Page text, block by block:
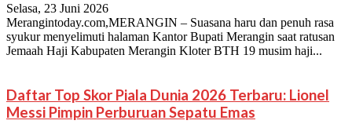
Selasa, 23 Juni 2026
Merangintoday.com,MERANGIN – Suasana haru dan penuh rasa
syukur menyelimuti halaman Kantor Bupati Merangin saat ratusan
Jemaah Haji Kabupaten Merangin Kloter BTH 19 musim haji...
Daftar Top Skor Piala Dunia 2026 Terbaru: Lionel
Messi Pimpin Perburuan Sepatu Emas